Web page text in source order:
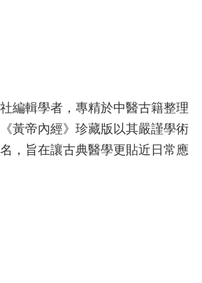
編輯學者，專精於中醫古籍整理
黃帝內經》珍藏版以其嚴謹學術
，旨在讓古典醫學更貼近日常應